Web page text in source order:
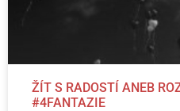
ŽÍT S RADOSTÍ ANEB
#4FANTAZIE